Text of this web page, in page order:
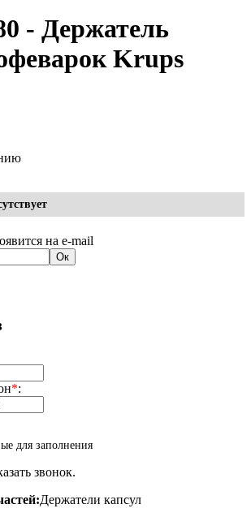
- Держатель
Krups
на e-mail
*:
для заполнения
звонок.
Держатели капсул